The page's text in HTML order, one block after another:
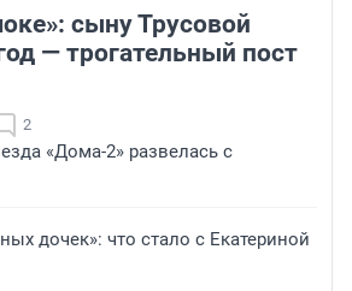
сыну Трусовой
— трогательный пост
2
«Дома-2» развелась с
дочек»: что стало с Екатериной